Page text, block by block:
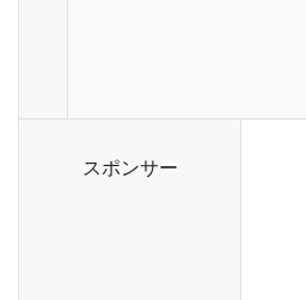
スポンサー